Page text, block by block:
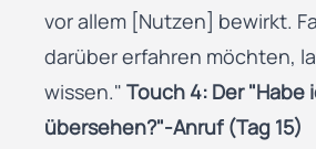
vor allem [Nutzen] bewirkt.
darüber erfahren möchten,
wissen." Touch 4: Der "Habe
übersehen?"-Anruf (Tag 15)